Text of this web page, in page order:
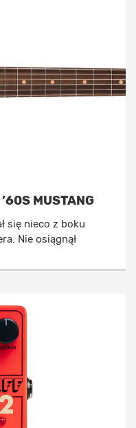
MUSTANG
się nieco z boku
Nie osiągnął